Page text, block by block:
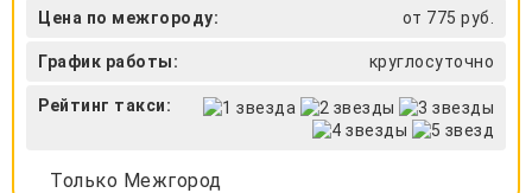
Цена по межгороду: от 775 руб.
График работы: круглосуточно
Рейтинг такси:
Только Межгород